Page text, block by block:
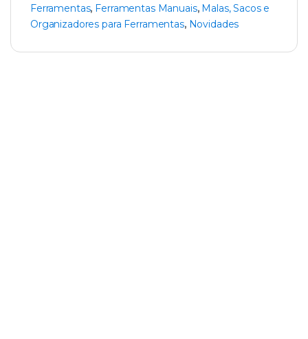
Ferramentas, Ferramentas Manuais, Malas, Sacos e
Organizadores para Ferramentas, Novidades